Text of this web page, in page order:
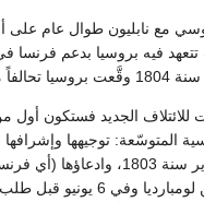
فيه بروسيا بدعم فرنسا
للائتلاف الجديد فستكون
نابليون في ميلان